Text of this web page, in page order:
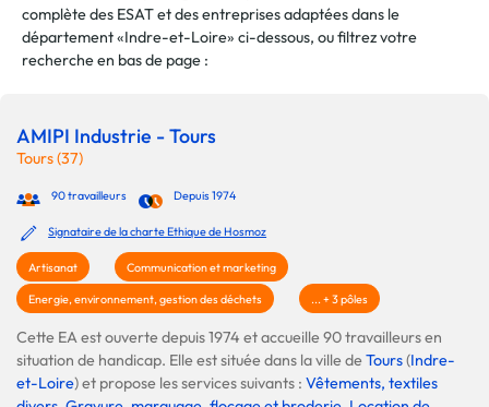
complète des ESAT et des entreprises adaptées dans le
département «Indre-et-Loire» ci-dessous, ou filtrez votre
recherche en bas de page :
AMIPI Industrie - Tours
Tours (37)
90 travailleurs Depuis 1974
Signataire de la charte Ethique de Hosmoz
Artisanat Communication et marketing
Energie, environnement, gestion des déchets ... + 3 pôles
Cette EA est ouverte depuis 1974 et accueille 90 travailleurs en
situation de handicap. Elle est située dans la ville deTours(Indre-
et-Loire) et propose les services suivants : Vêtements, textiles